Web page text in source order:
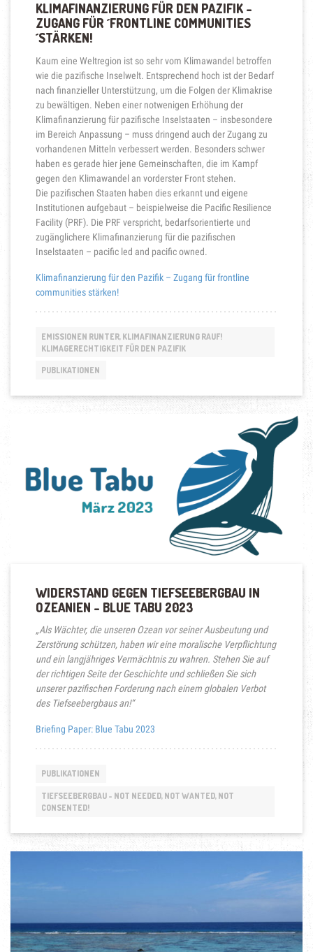
KLIMAFINANZIERUNG FÜR DEN PAZIFIK –
ZUGANG FÜR ´FRONTLINE COMMUNITIES
´STÄRKEN!
Kaum eine Weltregion ist so sehr vom Klimawandel betroffen
wie die pazifische Inselwelt. Entsprechend hoch ist der Bedarf
nach finanzieller Unterstützung, um die Folgen der Klimakrise
zu bewältigen. Neben einer notwenigen Erhöhung der
Klimafinanzierung für pazifische Inselstaaten – insbesondere
im Bereich Anpassung – muss dringend auch der Zugang zu
vorhandenen Mitteln verbessert werden. Besonders schwer
haben es gerade hier jene Gemeinschaften, die im Kampf
gegen den Klimawandel an vorderster Front stehen.
Die pazifischen Staaten haben dies erkannt und eigene
Institutionen aufgebaut – beispielweise die Pacific Resilience
Facility (PRF). Die PRF verspricht, bedarfsorientierte und
zugänglichere Klimafinanzierung für die pazifischen
Inselstaaten – pacific led and pacific owned.
Klimafinanzierung für den Pazifik – Zugang für frontline
communities stärken!
EMISSIONEN RUNTER, KLIMAFINANZIERUNG RAUF!
KLIMAGERECHTIGKEIT FÜR DEN PAZIFIK
PUBLIKATIONEN
WIDERSTAND GEGEN TIEFSEEBERGBAU IN
OZEANIEN – BLUE TABU 2023
„Als Wächter, die unseren Ozean vor seiner Ausbeutung und
Zerstörung schützen, haben wir eine moralische Verpflichtung
und ein langjähriges Vermächtnis zu wahren. Stehen Sie auf
der richtigen Seite der Geschichte und schließen Sie sich
unserer pazifischen Forderung nach einem globalen Verbot
des Tiefseebergbaus an!“
Briefing Paper: Blue Tabu 2023
PUBLIKATIONEN
TIEFSEEBERGBAU - NOT NEEDED, NOT WANTED, NOT
CONSENTED!